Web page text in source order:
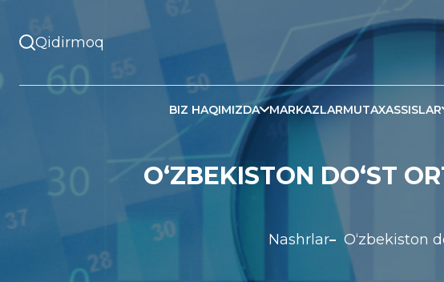
BIZ HAQIMIZDA MARKAZLARMUTAXASSISLAR
O‘ZBEKISTON DO‘ST
Nashrlar O‘zbekiston